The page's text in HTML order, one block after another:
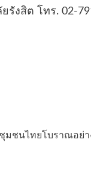
งสิต โทร. 02-
มชนไทยโบราณอย่า